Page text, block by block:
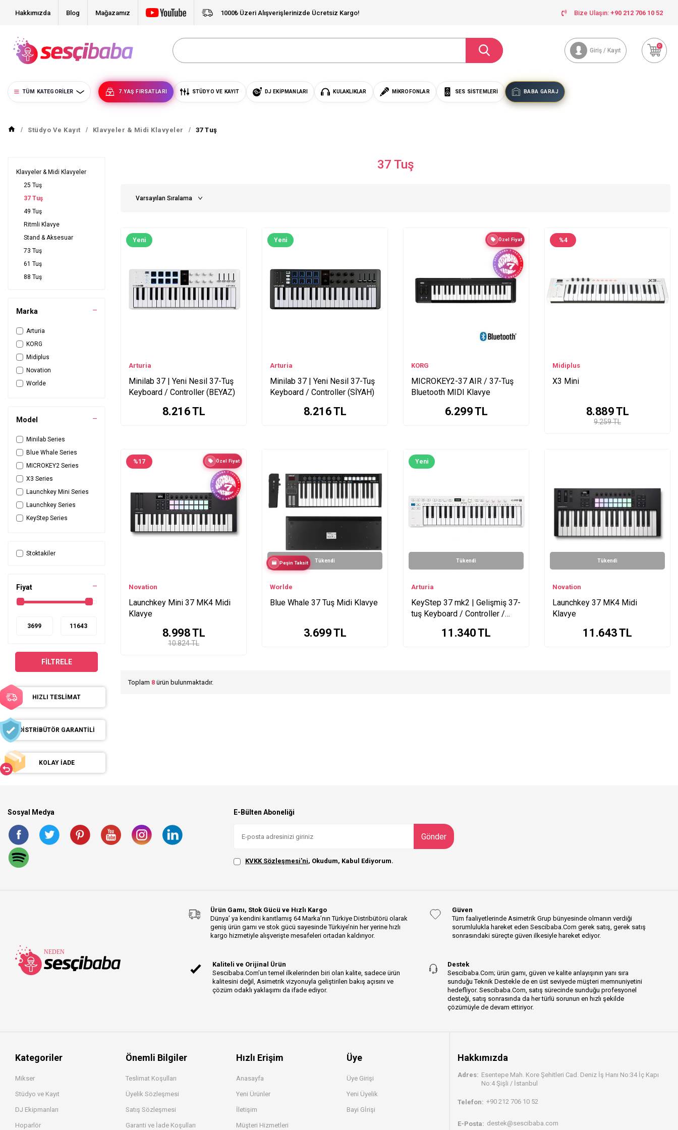
Hakkımızda Blog Mağazamız 1000₺ Üzeri Alışverişlerinizde Ücretsiz Kargo! Bize Ulaşın: +90 212 706 10 52
Giriş / Kayıt
0
TÜM KATEGORILER 7.YAŞ FIRSATLARI STÜDYO VE KAYIT DJ EKIPMANLARI KULAKLIKLAR MIKROFONLAR SES SISTEMLERI BABA GARAJ
Stüdyo Ve Kayıt Klavyeler & Midi Klavyeler 37 Tuş
Klavyeler & Midi Klavyeler
25 Tuş
37 Tuş
49 Tuş
Ritmli Klavye
Stand & Aksesuar
73 Tuş
61 Tuş
88 Tuş
Marka
Arturia
KORG
Midiplus
Novation
Worlde
Model
Minilab Series
Blue Whale Series
MICROKEY2 Series
X3 Series
Launchkey Mini Series
Launchkey Series
KeyStep Series
Stoktakiler
Fiyat
FILTRELE
HIZLI TESLİMAT
DİSTRİBÜTÖR GARANTİLİ
KOLAY İADE
37 Tuş
Yeni
Arturia
Minilab 37 | Yeni Nesil 37-Tuş
Keyboard / Controller (BEYAZ)
8.216TL
Yeni
Arturia
Minilab 37 | Yeni Nesil 37-Tuş
Keyboard / Controller (SİYAH)
8.216TL
Özel Fiyat
KORG
MICROKEY2-37 AIR / 37-Tuş
Bluetooth MIDI Klavye
6.299TL
%4
Midiplus
X3 Mini
9.259 TL
8.889TL
%17 Özel Fiyat
Novation
Launchkey Mini 37 MK4 Midi
Klavye
10.824 TL
8.998TL
Tükendi
Peşin Taksit
Worlde
Blue Whale 37 Tuş Midi Klavye
3.699TL
Yeni
Tükendi
Arturia
KeyStep 37 mk2 | Gelişmiş 37-
tuş Keyboard / Controller /
11.340TL
Tükendi
Novation
Launchkey 37 MK4 Midi
Klavye
11.643TL
Toplam 8 ürün bulunmaktadır.
Sosyal Medya E-Bülten Aboneliği
Gönder
KVKK Sözleşmesi'ni, Okudum, Kabul Ediyorum.
Ürün Gamı, Stok Gücü ve Hızlı Kargo
Dünya’ ya kendini kanıtlamış 64 Marka’nın Türkiye Distribütörü olarak
geniş ürün gamı ve stok gücü sayesinde Türkiye’nin her yerine hızlı
kargo hizmetiyle alışverişte mesafeleri ortadan kaldırıyor.
Güven
Tüm faaliyetlerinde Asimetrik Grup bünyesinde olmanın verdiği
sorumlulukla hareket eden Sescibaba.Com gerek satış, gerek satış
sonrasındaki süreçte güven ilkesiyle hareket ediyor.
Kaliteli ve Orijinal Ürün
Sescibaba.Com’un temel ilkelerinden biri olan kalite, sadece ürün
kalitesini değil, Asimetrik vizyonuyla geliştirilen bakış açısını ve
çözüm odaklı yaklaşımı da ifade ediyor.
Destek
Sescibaba.Com; ürün gamı, güven ve kalite anlayışının yanı sıra
sunduğu Teknik Destekle de en üst seviyede müşteri memnuniyetini
hedefliyor. Sescibaba.Com, satış sürecinde sunduğu profesyonel
desteği, satış sonrasında da her türlü sorunun en hızlı şekilde
çözümüyle de devam ettiriyor.
Kategoriler
Mikser
Stüdyo ve Kayıt
DJ Ekipmanları
Hoparlör
Önemli Bilgiler
Teslimat Koşulları
Üyelik Sözleşmesi
Satış Sözleşmesi
Garanti ve İade Koşulları
Hızlı Erişim
Anasayfa
Yeni Ürünler
İletişim
Müşteri Hizmetleri
Üye
Üye Girişi
Yeni Üyelik
Bayi Gİrişi
Hakkımızda
Adres: Esentepe Mah. Kore Şehitleri Cad. Deniz İş Hanı No:34 İç Kapı
No:4 Şişli / İstanbul
Telefon: +90 212 706 10 52
E-Posta: destek@sescibaba.com